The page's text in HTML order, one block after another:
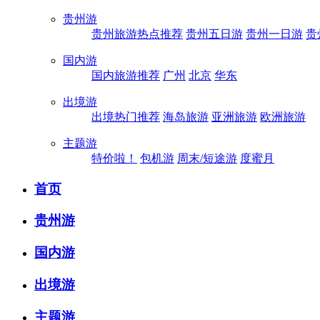
贵州游
贵州旅游热点推荐 贵州五日游 贵州一日游 贵
国内游
国内旅游推荐 广州 北京 华东
出境游
出境热门推荐 海岛旅游 亚洲旅游 欧洲旅游
主题游
特价啦！
包机游 周末/短途游 度蜜月
首页
贵州游
国内游
出境游
主题游